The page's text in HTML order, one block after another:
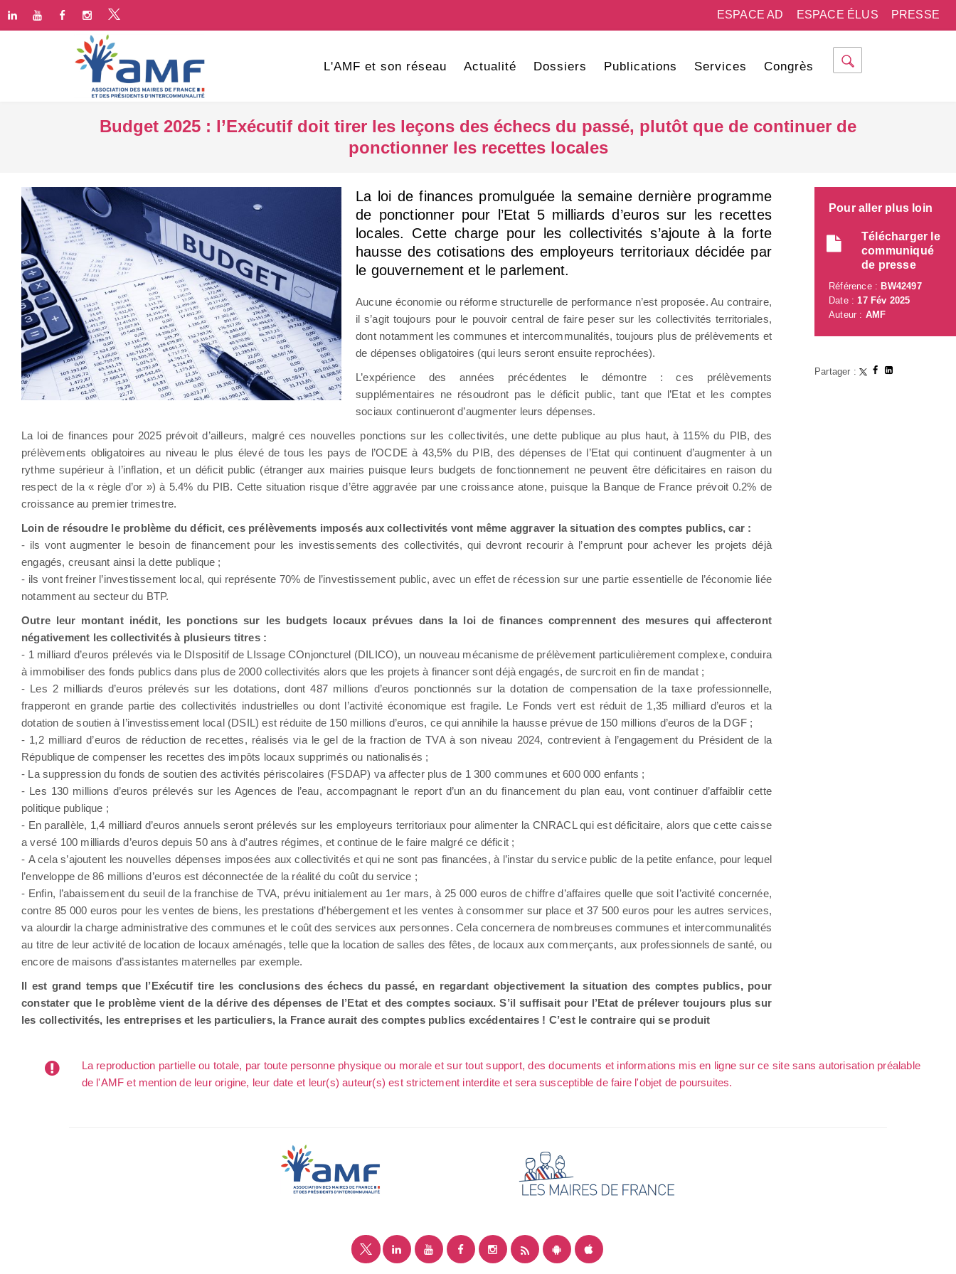
PRESSE
ESPACE ÉLUS
ESPACE AD
L'AMF et son réseau Actualité Dossiers Publications Services Congrès
Budget 2025 : l’Exécutif doit tirer les leçons des échecs du passé, plutôt que de continuer de
ponctionner les recettes locales
La loi de finances promulguée la semaine dernière programme
de ponctionner pour l’Etat 5 milliards d’euros sur les recettes
locales. Cette charge pour les collectivités s’ajoute à la forte
hausse des cotisations des employeurs territoriaux décidée par
le gouvernement et le parlement.
Aucune économie ou réforme structurelle de performance n’est proposée. Au contraire,
il s’agit toujours pour le pouvoir central de faire peser sur les collectivités territoriales,
dont notamment les communes et intercommunalités, toujours plus de prélèvements et
de dépenses obligatoires (qui leurs seront ensuite reprochées).
L’expérience des années précédentes le démontre : ces prélèvements
supplémentaires ne résoudront pas le déficit public, tant que l’Etat et les comptes
sociaux continueront d’augmenter leurs dépenses.
La loi de finances pour 2025 prévoit d’ailleurs, malgré ces nouvelles ponctions sur les collectivités, une dette publique au plus haut, à 115% du PIB, des
prélèvements obligatoires au niveau le plus élevé de tous les pays de l’OCDE à 43,5% du PIB, des dépenses de l’Etat qui continuent d’augmenter à un
rythme supérieur à l’inflation, et un déficit public (étranger aux mairies puisque leurs budgets de fonctionnement ne peuvent être déficitaires en raison du
respect de la « règle d’or ») à 5.4% du PIB. Cette situation risque d’être aggravée par une croissance atone, puisque la Banque de France prévoit 0.2% de
croissance au premier trimestre.
Loin de résoudre le problème du déficit, ces prélèvements imposés aux collectivités vont même aggraver la situation des comptes publics, car :
- ils vont augmenter le besoin de financement pour les investissements des collectivités, qui devront recourir à l’emprunt pour achever les projets déjà
engagés, creusant ainsi la dette publique ;
- ils vont freiner l’investissement local, qui représente 70% de l’investissement public, avec un effet de récession sur une partie essentielle de l’économie liée
notamment au secteur du BTP.
Outre leur montant inédit, les ponctions sur les budgets locaux prévues dans la loi de finances comprennent des mesures qui affecteront
négativement les collectivités à plusieurs titres :
- 1 milliard d’euros prélevés via le DIspositif de LIssage COnjoncturel (DILICO), un nouveau mécanisme de prélèvement particulièrement complexe, conduira
à immobiliser des fonds publics dans plus de 2000 collectivités alors que les projets à financer sont déjà engagés, de surcroit en fin de mandat ;
- Les 2 milliards d’euros prélevés sur les dotations, dont 487 millions d’euros ponctionnés sur la dotation de compensation de la taxe professionnelle,
frapperont en grande partie des collectivités industrielles ou dont l’activité économique est fragile. Le Fonds vert est réduit de 1,35 milliard d’euros et la
dotation de soutien à l’investissement local (DSIL) est réduite de 150 millions d’euros, ce qui annihile la hausse prévue de 150 millions d’euros de la DGF ;
- 1,2 milliard d’euros de réduction de recettes, réalisés via le gel de la fraction de TVA à son niveau 2024, contrevient à l’engagement du Président de la
République de compenser les recettes des impôts locaux supprimés ou nationalisés ;
- La suppression du fonds de soutien des activités périscolaires (FSDAP) va affecter plus de 1 300 communes et 600 000 enfants ;
- Les 130 millions d’euros prélevés sur les Agences de l’eau, accompagnant le report d’un an du financement du plan eau, vont continuer d’affaiblir cette
politique publique ;
- En parallèle, 1,4 milliard d’euros annuels seront prélevés sur les employeurs territoriaux pour alimenter la CNRACL qui est déficitaire, alors que cette caisse
a versé 100 milliards d’euros depuis 50 ans à d’autres régimes, et continue de le faire malgré ce déficit ;
- A cela s’ajoutent les nouvelles dépenses imposées aux collectivités et qui ne sont pas financées, à l’instar du service public de la petite enfance, pour lequel
l’enveloppe de 86 millions d’euros est déconnectée de la réalité du coût du service ;
- Enfin, l’abaissement du seuil de la franchise de TVA, prévu initialement au 1er mars, à 25 000 euros de chiffre d’affaires quelle que soit l’activité concernée,
contre 85 000 euros pour les ventes de biens, les prestations d’hébergement et les ventes à consommer sur place et 37 500 euros pour les autres services,
va alourdir la charge administrative des communes et le coût des services aux personnes. Cela concernera de nombreuses communes et intercommunalités
au titre de leur activité de location de locaux aménagés, telle que la location de salles des fêtes, de locaux aux commerçants, aux professionnels de santé, ou
encore de maisons d’assistantes maternelles par exemple.
Il est grand temps que l’Exécutif tire les conclusions des échecs du passé, en regardant objectivement la situation des comptes publics, pour
constater que le problème vient de la dérive des dépenses de l’Etat et des comptes sociaux. S’il suffisait pour l’Etat de prélever toujours plus sur
les collectivités, les entreprises et les particuliers, la France aurait des comptes publics excédentaires ! C’est le contraire qui se produit
Pour aller plus loin
Télécharger le
communiqué
de presse
Référence : BW42497
Date :17 Fév 2025
Auteur : AMF
Partager :
La reproduction partielle ou totale, par toute personne physique ou morale et sur tout support, des documents et informations mis en ligne sur ce site sans autorisation préalable
de l'AMF et mention de leur origine, leur date et leur(s) auteur(s) est strictement interdite et sera susceptible de faire l'objet de poursuites.